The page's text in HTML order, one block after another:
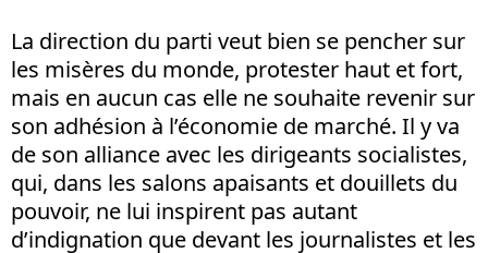
La direction du parti veut bien se pencher sur
les misères du monde, protester haut et fort,
mais en aucun cas elle ne souhaite revenir sur
son adhésion à l’économie de marché. Il y va
de son alliance avec les dirigeants socialistes,
qui, dans les salons apaisants et douillets du
pouvoir, ne lui inspirent pas autant
d’indignation que devant les journalistes et les